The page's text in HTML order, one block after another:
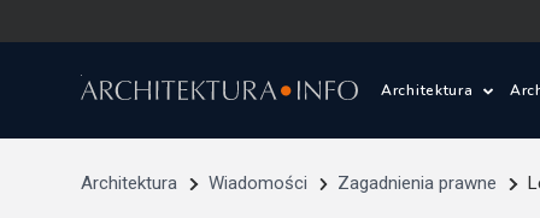
Architektura
Architektura Wiadomości Zagadnienia prawne